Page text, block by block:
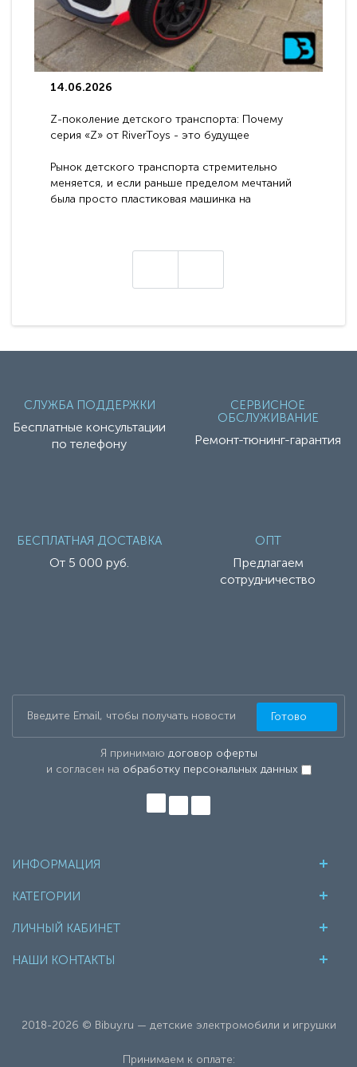
14.06.2026
Z-поколение детского транспорта: Почему
серия «Z» от RiverToys - это будущее
Рынок детского транспорта стремительно
меняется, и если раньше пределом мечтаний
была просто пластиковая машинка на
СЛУЖБА ПОДДЕРЖКИ
Бесплатные консультации
по телефону
СЕРВИСНОЕ
ОБСЛУЖИВАНИЕ
Ремонт-тюнинг-гарантия
БЕСПЛАТНАЯ ДОСТАВКА
От 5 000 руб.
ОПТ
Предлагаем
сотрудничество
Я принимаю договор оферты
и согласен на обработку персональных данных
Готово
ИНФОРМАЦИЯ
КАТЕГОРИИ
ЛИЧНЫЙ КАБИНЕТ
НАШИ КОНТАКТЫ
2018-2026 © Bibuy.ru — детские электромобили и игрушки
Принимаем к оплате: